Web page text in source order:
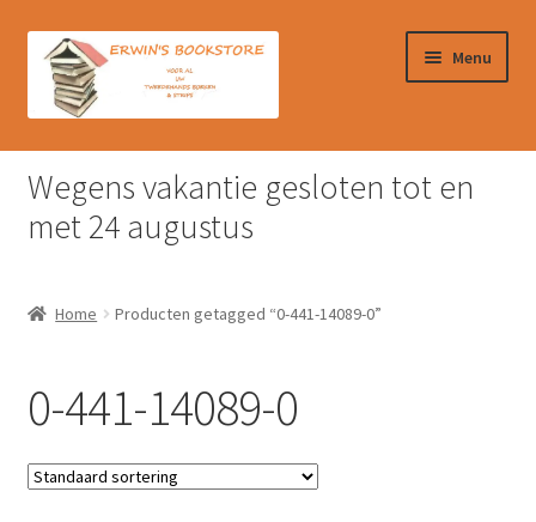
door
naar
naar
Menu
Home
Afrekenen
Verzendkosten & Ophalen boeken
Winkelmand
Wegens vakantie gesloten tot en
met 24 augustus
Home Producten getagged “0-441-14089-0”
0-441-14089-0